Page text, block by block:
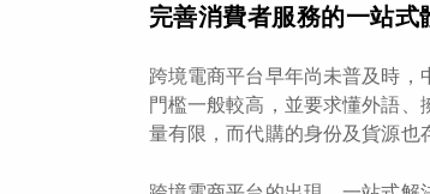
完善消費者服務的一站式
跨境電商平台早年尚未普及時
門檻一般較高，並要求懂外語
量有限，而代購的身份及貨源也